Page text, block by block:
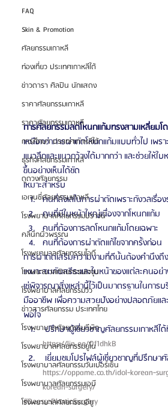
FAQ
Skin & Promotion
ศัลยกรรมเกาหลี
ท่องเที่ยว ประเทศเกาหลีใต้
ข่าวดารา ศิลปิน นักแสดง
ราคาศัลยกรรมเกาหลี
ราคาศัลยกรรมเกาหลี
การศึกษา ประเทศเกาหลีใต้
ธุรกิจศัลยกรรมเกาหลี
ดูดวงศัลยกรรม
เอเจนซี่ศัลยกรรมเกาหลี
โรงพยาบาลศัลยกรรมบราวน์
คลินิกผิวพรรณ
โรงพยาบาลศัลยกรรมไอดี
โรงพยาบาลศัลยกรรมเจจุน
โรงพยาบาลศัลยกรรมวิว
ข่าวสารศัลยกรรม ประเทศไทย
โรงพยาบาลศัลยกรรมอีพิก
โรงพยาบาลศัลยกรรมยูโน
โรงพยาบาลศัลยกรรมวันเปอร์เซ็น
โรงพยาบาลศัลยกรรมเอบี
โรงพยาบาลศัลยกรรมอียู
การศัลยกรรมลดโหนกแก้มทรงสามเหลี่ยมโด
เหนือกว่าการผ่าตัดโหนกแก้มแบบทั่วไป เพร
แนวลึกและแนวกว้างได้มากกว่า และช่วยให้ใ
ขึ้นอย่างเห็นได้ชัด
เหมาะสำหรับ
คนที่ลังเลในการผ่าตัดเพราะกังวลเรื่อ
คนที่มีใบหน้าใหญ่เนื่องจากโหนกแก้ม
คนที่ต้องการลดโหนกแก้มโดยเฉพาะ
คนที่ต้องการผ่าตัดแก้ไขจากครั้งก่อน
การผ่าตัดเสริมความงามที่ดีนั้นต้องคำนึงถึ
เหมาะสมกับสรีระและใบหน้าของแต่ละคนอย่
เซ่พิจารณาสิ่งเหล่านี้ไว้เป็นมาตรฐานในกา
มืออาชีพ เพื่อความสวยปังอย่างปลอดภัยแ
พอใจ
ปรึกษาผู้เชี่ยวชาญศัลยกรรมเกาหลีได้
https://lin.ee/Of1dhkB
เยี่ยมชมโปรไฟล์ผู้เชี่ยวชาญที่ปรึกษา
https://oppame.co.th/idol-korean-
korean-surgery/
#DeessePlasticSurgery